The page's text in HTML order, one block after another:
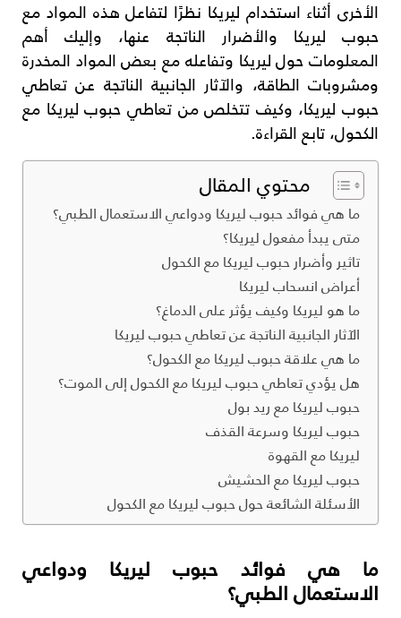
الأخرى أثناء استخدام ليريكا نظرًا لتفاعل هذه المواد مع
حبوب ليريكا والأضرار الناتجة عنها، وإليك أهم
المعلومات حول ليريكا وتفاعله مع بعض المواد المخدرة
ومشروبات الطاقة، والآثار الجانبية الناتجة عن تعاطي
حبوب ليريكا، وكيف تتخلص من تعاطي حبوب ليريكا مع
الكحول، تابع القراءة.
محتوي المقال
ما هي فوائد حبوب ليريكا ودواعي الاستعمال الطبي؟
متى يبدأ مفعول ليريكا؟
تاثير وأضرار حبوب ليريكا مع الكحول
أعراض انسحاب ليريكا
ما هو ليريكا وكيف يؤثر على الدماغ؟
الآثار الجانبية الناتجة عن تعاطي حبوب ليريكا
ما هي علاقة حبوب ليريكا مع الكحول؟
هل يؤدي تعاطي حبوب ليريكا مع الكحول إلى الموت؟
حبوب ليريكا مع ريد بول
حبوب ليريكا وسرعة القذف
ليريكا مع القهوة
حبوب ليريكا مع الحشيش
الأسئلة الشائعة حول حبوب ليريكا مع الكحول
ما هي فوائد حبوب ليريكا ودواعي
الاستعمال الطبي؟